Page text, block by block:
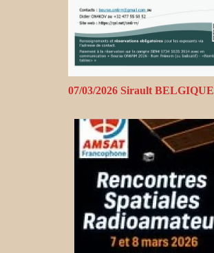
07/03/2026 Sirault BELGIQUE